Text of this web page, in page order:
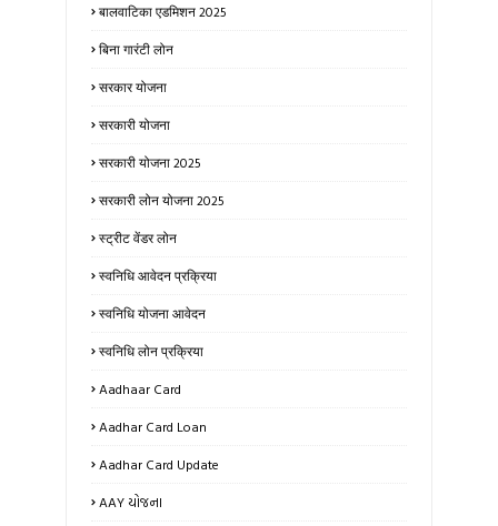
बालवाटिका एडमिशन 2025
बिना गारंटी लोन
सरकार योजना
सरकारी योजना
सरकारी योजना 2025
सरकारी लोन योजना 2025
स्ट्रीट वेंडर लोन
स्वनिधि आवेदन प्रक्रिया
स्वनिधि योजना आवेदन
स्वनिधि लोन प्रक्रिया
Aadhaar Card
Aadhar Card Loan
Aadhar Card Update
AAY યોજના